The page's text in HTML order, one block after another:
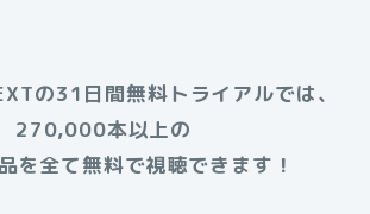
の31日間無料トライアルでは、
270,000本以上の
を全て無料で視聴できます！